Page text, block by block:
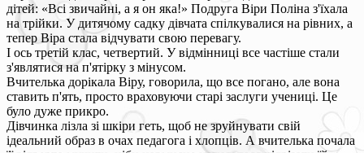
дітей: «Всі звичайні, а я он яка!» Подруга Віри Поліна з'їхала
на трійки. У дитячому садку дівчата спілкувалися на рівних, а
тепер Віра стала відчувати свою перевагу.
І ось третій клас, четвертий. У відмінниці все частіше стали
з'являтися на п'ятірку з мінусом.
Вчителька дорікала Віру, говорила, що все погано, але вона
ставить п'ять, просто враховуючи старі заслуги учениці. Це
було дуже прикро.
Дівчинка лізла зі шкіри геть, щоб не зруйнувати свій
ідеальний образ в очах педагога і хлопців. А вчителька почала